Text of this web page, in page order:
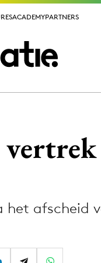
ACADEMYPARTNERS
ACADEMYPARTNERS
afscheid